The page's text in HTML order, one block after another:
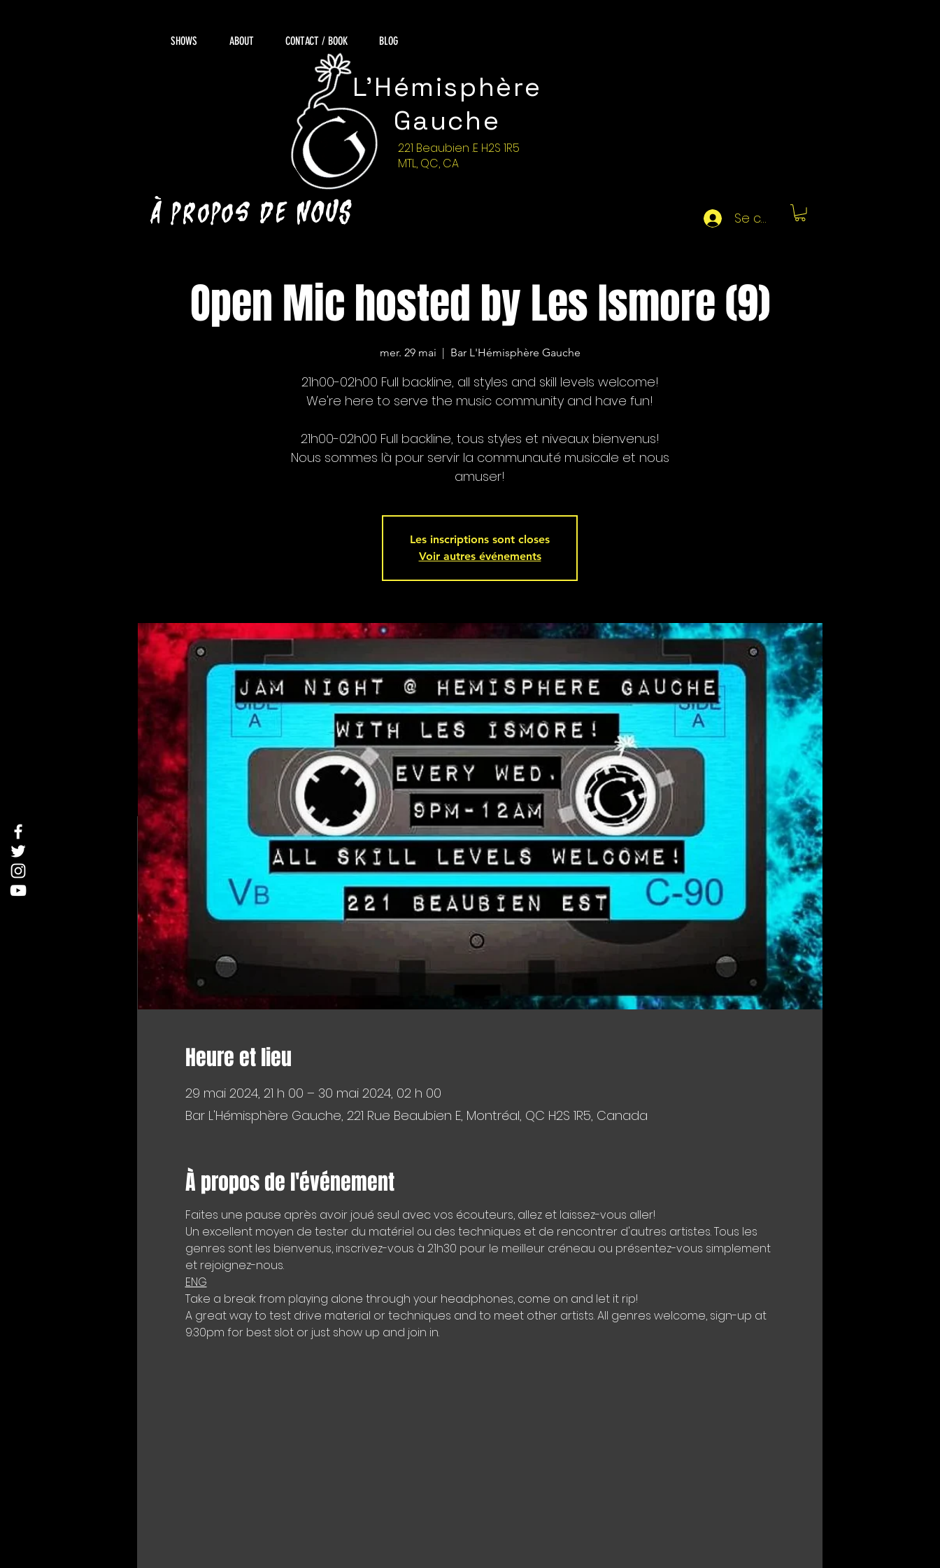
221 Beaubien .E H2S 1R5
MTL, QC, CA
L'Hémisphère
Gauche
SHOWS ABOUT CONTACT / BOOK BLOG
À propos de NOUS Se connecter
Open Mic hosted by Les Ismore (9)
mer. 29 mai
  |
Bar L'Hémisphère Gauche
21h00-02h00 Full backline, all styles and skill levels welcome!
We're here to serve the music community and have fun!
21h00-02h00 Full backline, tous styles et niveaux bienvenus!
Nous sommes là pour servir la communauté musicale et nous
amuser!
Les inscriptions sont closes
Voir autres événements
Heure et lieu
29 mai 2024, 21 h 00 – 30 mai 2024, 02 h 00
Bar L'Hémisphère Gauche, 221 Rue Beaubien E, Montréal, QC H2S 1R5, Canada
À propos de l'événement
Faites une pause après avoir joué seul avec vos écouteurs, allez et laissez-vous aller!
Un excellent moyen de tester du matériel ou des techniques et de rencontrer d'autres artistes. Tous les
genres sont les bienvenus, inscrivez-vous à 21h30 pour le meilleur créneau ou présentez-vous simplement
et rejoignez-nous.
ENG
Take a break from playing alone through your headphones, come on and let it rip!
A great way to test drive material or techniques and to meet other artists. All genres welcome, sign-up at
9:30pm for best slot or just show up and join in.